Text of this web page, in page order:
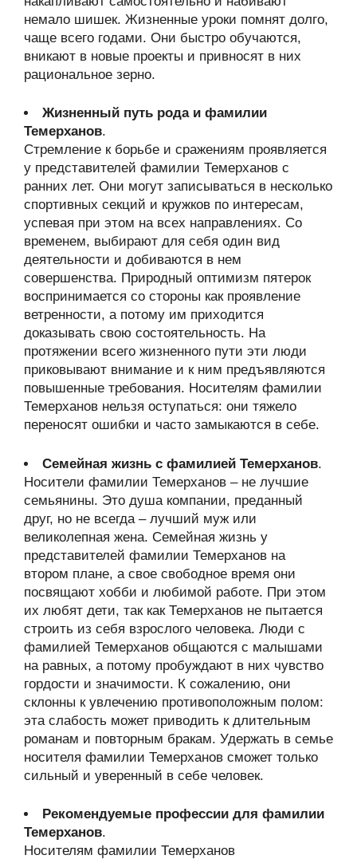
немало шишек. Жизненные уроки помнят долго,
чаще всего годами. Они быстро обучаются,
вникают в новые проекты и привносят в них
рациональное зерно.
Жизненный путь рода и фамилии
Темерханов.
Стремление к борьбе и сражениям проявляется
у представителей фамилии Темерханов с
ранних лет. Они могут записываться в несколько
спортивных секций и кружков по интересам,
успевая при этом на всех направлениях. Со
временем, выбирают для себя один вид
деятельности и добиваются в нем
совершенства. Природный оптимизм пятерок
воспринимается со стороны как проявление
ветренности, а потому им приходится
доказывать свою состоятельность. На
протяжении всего жизненного пути эти люди
приковывают внимание и к ним предъявляются
повышенные требования. Носителям фамилии
Темерханов нельзя оступаться: они тяжело
переносят ошибки и часто замыкаются в себе.
Семейная жизнь с фамилией Темерханов.
Носители фамилии Темерханов – не лучшие
семьянины. Это душа компании, преданный
друг, но не всегда – лучший муж или
великолепная жена. Семейная жизнь у
представителей фамилии Темерханов на
втором плане, а свое свободное время они
посвящают хобби и любимой работе. При этом
их любят дети, так как Темерханов не пытается
строить из себя взрослого человека. Люди с
фамилией Темерханов общаются с малышами
на равных, а потому пробуждают в них чувство
гордости и значимости. К сожалению, они
склонны к увлечению противоположным полом:
эта слабость может приводить к длительным
романам и повторным бракам. Удержать в семье
носителя фамилии Темерханов сможет только
сильный и уверенный в себе человек.
Рекомендуемые профессии для фамилии
Темерханов.
Носителям фамилии Темерханов